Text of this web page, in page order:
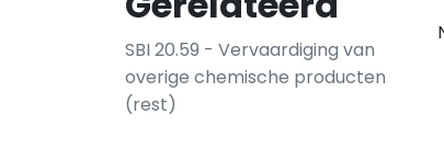
SBI 20.59 - Vervaardiging van
overige chemische producten
(rest)